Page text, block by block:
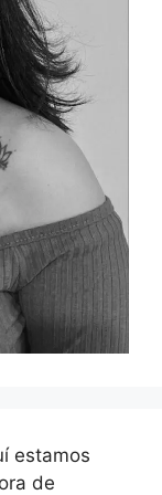
estamos
de